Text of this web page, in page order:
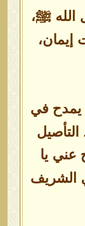
الله ﷺ،
إيمان،
يمدح في
عني يا
الشريف